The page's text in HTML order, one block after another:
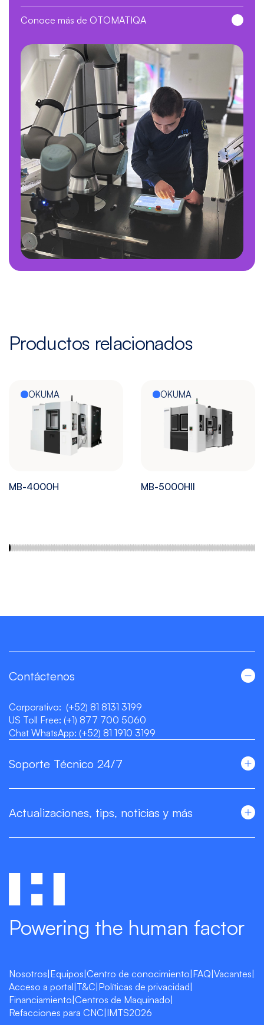
Conoce más de OTOMATIQA
Productos relacionados
OKUMA
MB-4000H
OKUMA
MB-5000HII
Contáctenos
Corporativo: (+52) 81 8131 3199
US Toll Free: (+1) 877 700 5060
Chat WhatsApp: (+52) 81 1910 3199
Soporte Técnico 24/7
Actualizaciones, tips, noticias y más
Powering the human factor
Nosotros|Equipos|Centro de conocimiento|FAQ|Vacantes|
Acceso a portal|T&C|Políticas de privacidad|
Financiamiento|Centros de Maquinado|
Refacciones para CNC|IMTS2026